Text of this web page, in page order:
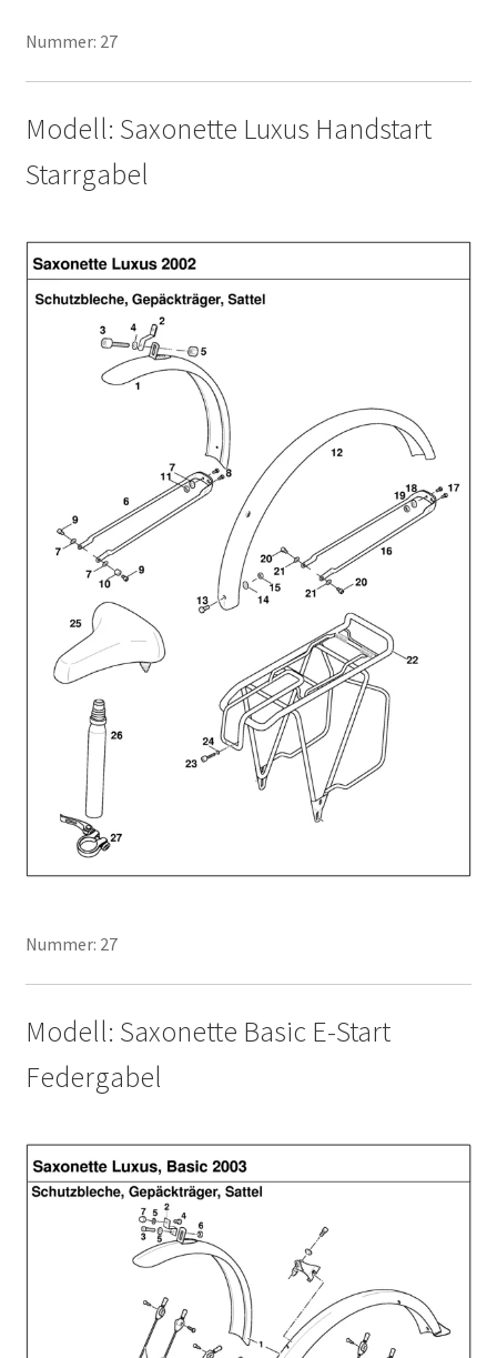
Nummer: 27
Modell: Saxonette Luxus Handstart
Starrgabel
Nummer: 27
Modell: Saxonette Basic E-Start
Federgabel